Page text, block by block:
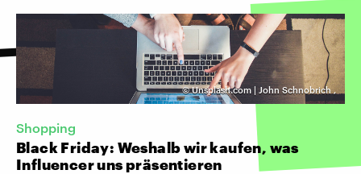
©Unsplash.com | John Schnobrich ,
Shopping
Black Friday: Weshalb wir kaufen, was
Influencer uns präsentieren